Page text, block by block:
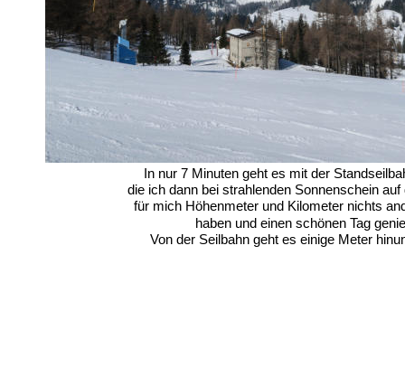
In nur 7 Minuten geht es mit der
die ich dann bei strahlenden Sonnenschein
für mich Höhenmeter und Kilometer nichts
haben und einen schönen Tag
Von der Seilbahn geht es einige Meter